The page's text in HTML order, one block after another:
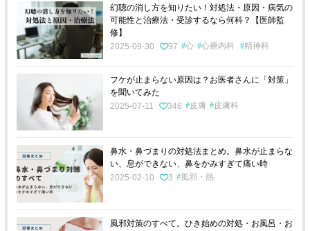
幻聴の消し方を知りたい！対処法・原因・病気の
可能性と治療法・受診するなら何科？【医師監
修】
2025-09-30
97 心 心療内科 精神科
フケが止まらない原因は？お医者さんに「対策」
を聞いてみた
2025-07-11
346 皮膚 皮膚科
鼻水・鼻づまりの対処法まとめ。鼻水が止まらな
い、息ができない、鼻をかみすぎて痛い時
2025-02-10
3 風邪・熱
風邪対策のすべて。ひき始めの対処・お風呂・お